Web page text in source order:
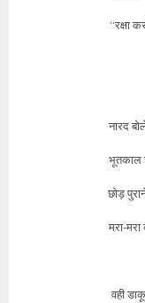
“रक्षा
नारद
भूतकाल
छोड़
मरा-
वही